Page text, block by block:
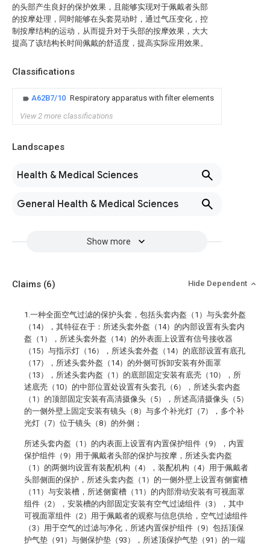
的头部产生良好的保护效果，且能够实现对于佩戴者头部
的按摩处理，同时能够在头套晃动时，通过气压变化，控
制按摩结构的运动，从而提升对于头部的按摩效果，大大
提高了该结构长时间佩戴的舒适度，提高实际应用效果。
Classifications
A62B7/10 Respiratory apparatus with filter elements
View 2 more classifications
Landscapes
Health & Medical Sciences
General Health & Medical Sciences
Show more
Claims (6) Hide Dependent
1.一种全面空气过滤的保护头套，包括头套内盔（1）与头套外盔
（14），其特征在于：所述头套外盔（14）的内部设置有头套内
盔（1），所述头套外盔（14）的外表面上设置有信号接收器
（15）与指示灯（16），所述头套外盔（14）的底部设置有底孔
（17），所述头套外盔（14）的外侧可拆卸安装有外面罩
（13），所述头套内盔（1）的底部固定安装有底壳（10），所
述底壳（10）的中部位置处设置有头套孔（6），所述头套内盔
（1）的顶部固定安装有高清摄像头（5），所述高清摄像头（5）
的一侧外壁上固定安装有镜头（8）与多个补光灯（7），多个补
光灯（7）位于镜头（8）的外侧；
所述头套内盔（1）的内表面上设置有内置保护组件（9），内置
保护组件（9）用于佩戴者头部的保护与按摩，所述头套内盔
（1）的两侧均设置有装配机构（4），装配机构（4）用于佩戴者
头部侧面的保护，所述头套内盔（1）的一侧外壁上设置有侧窗槽
（11）与安装槽，所述侧窗槽（11）的内部滑动安装有可视面罩
组件（2），安装槽的内部固定安装有空气过滤组件（3），其中
可视面罩组件（2）用于佩戴者的观察与信息供给，空气过滤组件
（3）用于空气的过滤与净化，所述内置保护组件（9）包括顶保
护气垫（91）与侧保护垫（93），所述顶保护气垫（91）的一端